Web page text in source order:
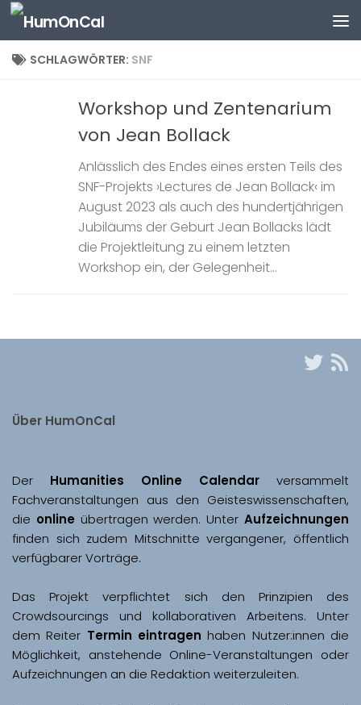
Zum Inhalt springen
SCHLAGWÖRTER: SNF
Workshop und Zentenarium
von Jean Bollack
Anlässlich des Endes eines ersten Teils des
SNF-Projekts ›Lectures de Jean Bollack‹ im
August 2023 als auch des hundertjährigen
Jubiläums der Geburt Jean Bollacks lädt
die Projektleitung zu einem letzten
Workshop ein, der Gelegenheit...
Über HumOnCal
Der Humanities Online Calendar versammelt
Fachveranstaltungen aus den Geisteswissenschaften,
die online übertragen werden. Unter Aufzeichnungen
finden sich zudem Mitschnitte vergangener, öffentlich
Das Projekt verpflichtet sich den Prinzipien des
Crowdsourcings und kollaborativen Arbeitens. Unter
dem Reiter Termin eintragen haben Nutzer:innen die
Möglichkeit, anstehende Online-Veranstaltungen oder
Aufzeichnungen an die Redaktion weiterzuleiten.